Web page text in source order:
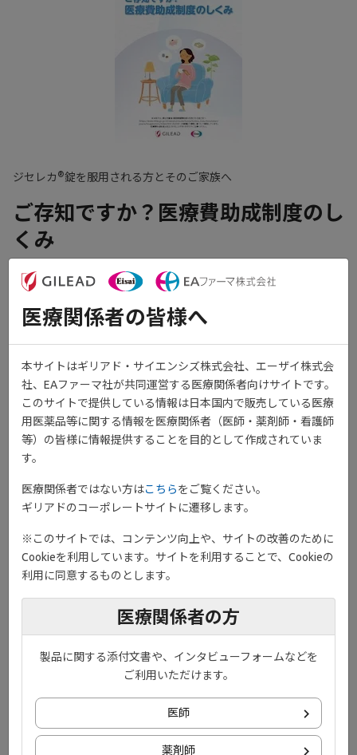
ジセレカ ®錠を服用される方とそのご家族へ
ご存知ですか？医療費助成制度のし
くみ
関節リウマチの治療は長期にわたるため、医療費負担を軽減する
ための様々な助成制度があります。
この冊子は、関節リウマチ患者さんが活用できる主な医療費助成
制度をご紹介するためのツールです。
錠を服用される方とそのご家族へ
錠服用ガイドブック
医療関係者の皆様へ
本サイトはギリアド・サイエンシズ株式会社、エーザイ株式会
社、EAファーマ社が共同運営する医療関係者向けサイトです。
このサイトで提供している情報は日本国内で販売している医療
用医薬品等に関する情報を医療関係者（医師・薬剤師・看護師
等）の皆様に情報提供することを目的として作成されていま
す。
医療関係者ではない方はこちらをご覧ください。
ギリアドのコーポレートサイトに遷移します。
※このサイトでは、コンテンツ向上や、サイトの改善のために
Cookieを利用しています。サイトを利用することで、Cookieの
利用に同意するものとします。
医療関係者の方
製品に関する添付文書や、インタビューフォームなどを
ご利用いただけます。
医師
薬剤師